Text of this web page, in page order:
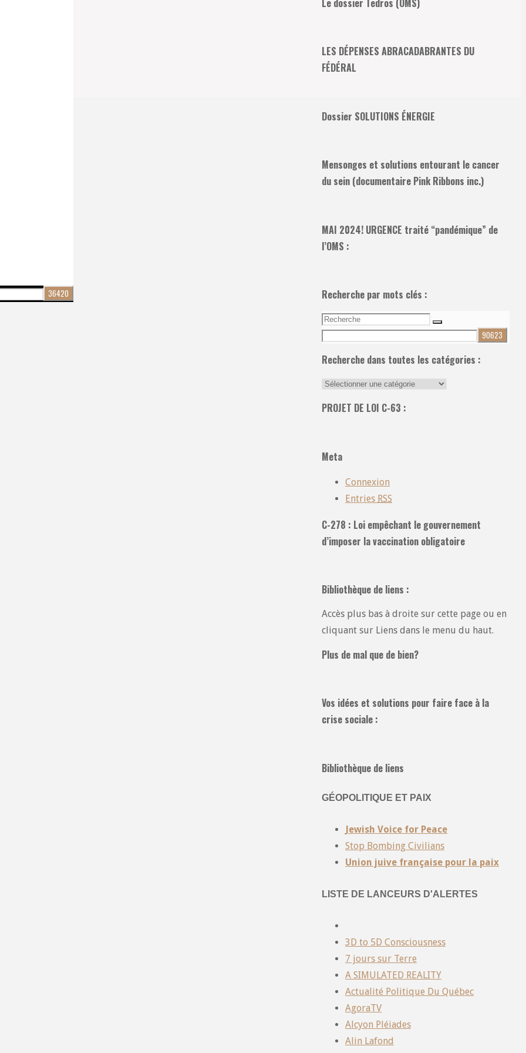
LES DÉPENSES ABRACADABRANTES DU
FÉDÉRAL
Dossier SOLUTIONS ÉNERGIE
Mensonges et solutions entourant le cancer
du sein (documentaire Pink Ribbons inc.)
MAI 2024! URGENCE traité “pandémique” de
l’OMS :
Recherche par mots clés :
Recherche
pour:
Recherche
Recherche dans toutes les catégories :
Recherche
toutes
PROJET DE LOI C-63 :
Meta
Connexion
Entries RSS
C-278 : Loi empêchant le gouvernement
d’imposer la vaccination obligatoire
Bibliothèque de liens :
Accès plus bas à droite sur cette page ou en
cliquant sur Liens dans le menu du haut.
Plus de mal que de bien?
Vos idées et solutions pour faire face à la
crise sociale :
Bibliothèque de liens
GÉOPOLITIQUE ET PAIX
Jewish Voice for Peace
Stop Bombing Civilians
Union juive française pour la paix
LISTE DE LANCEURS D'ALERTES
3D to 5D Consciousness
7 jours sur Terre
A SIMULATED REALITY
Actualité Politique Du Québec
AgoraTV
Alcyon Pléiades
Alin Lafond